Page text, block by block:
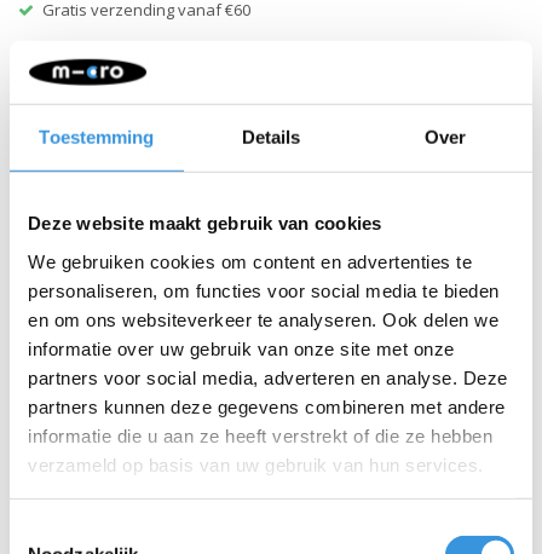
Toestemming Details Over
Deze website maakt gebruik van cookies
We gebruiken cookies om content en advertenties te
personaliseren, om functies voor social media te bieden
en om ons websiteverkeer te analyseren. Ook delen we
informatie over uw gebruik van onze site met onze
partners voor social media, adverteren en analyse. Deze
partners kunnen deze gegevens combineren met andere
informatie die u aan ze heeft verstrekt of die ze hebben
verzameld op basis van uw gebruik van hun services.
Retour binnen 30 dagen
Beschrijving
Dit is de eerste versie van de snelspannerklem 1006. Je kunt zien